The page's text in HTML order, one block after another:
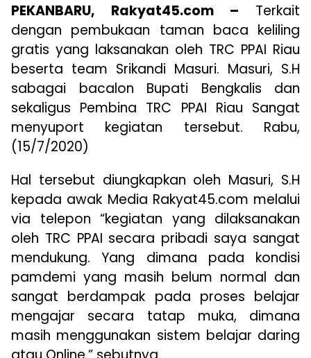
PEKANBARU, Rakyat45.com – Terkait
dengan pembukaan taman baca keliling
gratis yang laksanakan oleh TRC PPAI Riau
beserta team Srikandi Masuri. Masuri, S.H
sabagai bacalon Bupati Bengkalis dan
sekaligus Pembina TRC PPAI Riau Sangat
menyuport kegiatan tersebut. Rabu,
(15/7/2020)
Hal tersebut diungkapkan oleh Masuri, S.H
kepada awak Media Rakyat45.com melalui
via telepon “kegiatan yang dilaksanakan
oleh TRC PPAI secara pribadi saya sangat
mendukung. Yang dimana pada kondisi
pamdemi yang masih belum normal dan
sangat berdampak pada proses belajar
mengajar secara tatap muka, dimana
masih menggunakan sistem belajar daring